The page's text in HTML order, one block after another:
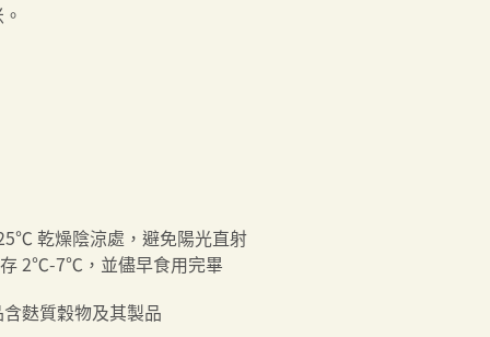
乾燥陰涼處，避免陽光直射
2℃-7℃，並儘早食用完畢
麩質穀物及其製品